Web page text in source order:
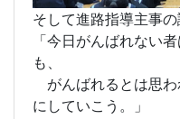
そして進路指導主事の